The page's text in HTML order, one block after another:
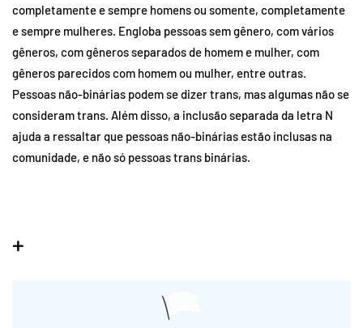
completamente e sempre homens ou somente, completamente
e sempre mulheres. Engloba pessoas sem gênero, com vários
gêneros, com gêneros separados de homem e mulher, com
gêneros parecidos com homem ou mulher, entre outras.
Pessoas não-binárias podem se dizer trans, mas algumas não se
consideram trans. Além disso, a inclusão separada da letra N
ajuda a ressaltar que pessoas não-binárias estão inclusas na
comunidade, e não só pessoas trans binárias.
+